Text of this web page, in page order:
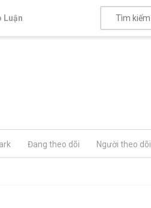
Luận
Đang theo dõi Người theo dõi